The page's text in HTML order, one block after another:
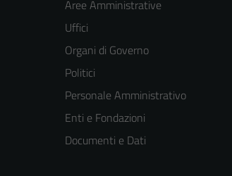
Aree Amministrative
Uffici
Organi di Governo
Politici
Personale Amministrativo
Enti e Fondazioni
Documenti e Dati